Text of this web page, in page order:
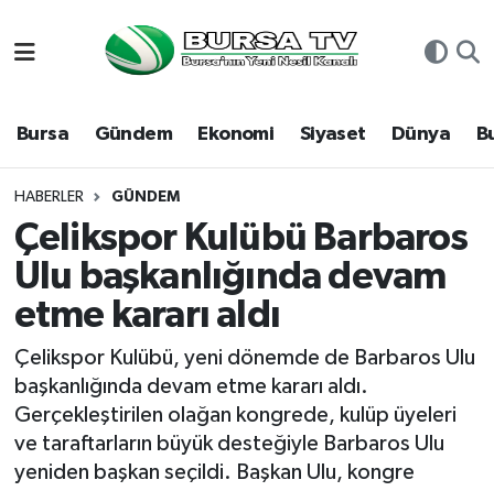
Bursa Gündem Ekonomi Siyaset Dünya
HABERLER GÜNDEM
Çelikspor Kulübü Barbaros
Ulu başkanlığında devam
etme kararı aldı
Çelikspor Kulübü, yeni dönemde de Barbaros Ulu
başkanlığında devam etme kararı aldı.
Gerçekleştirilen olağan kongrede, kulüp üyeleri
ve taraftarların büyük desteğiyle Barbaros Ulu
yeniden başkan seçildi. Başkan Ulu, kongre
Bursa
Dünya
Eğitim
Ekonomi
Genel
Gündem
Magazin
Hava Durumu
Namaz Vakitleri
Trafik Durumu
Süper Lig Puan Durumu ve Fikstür
Tüm Manşetler
Son Dakika Haberleri
Haber Arşivi